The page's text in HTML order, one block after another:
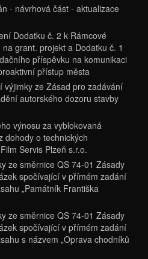
- návrhová část - aktualizace
Dodatku č. 2 k Rámcové
grant. projekt a Dodatku č. 1
příspěvku na komunikaci
přístup města
ze Zásad pro zadávání
autorského dozoru stavby
výnosu za vyblokovaná
dohody o technických
Servis Plzeň s.r.o.
ze směrnice QS 74-01 Zásady
spočívající v přímém zadání
„Památník Františka
ze směrnice QS 74-01 Zásady
spočívající v přímém zadání
s názvem „Oprava chodníků